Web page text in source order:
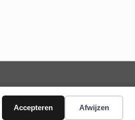
Accepteren Afwijzen